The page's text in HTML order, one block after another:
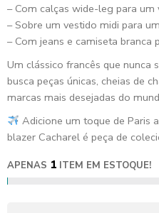
– Com calças wide-leg para um
– Sobre um vestido midi para
– Com jeans e camiseta branca
Um clássico francês que nunca
busca peças únicas, cheias de
marcas mais desejadas do
Adicione um toque de Paris
blazer Cacharel é peça de
APENAS 1 ITEM EM ESTOQUE!